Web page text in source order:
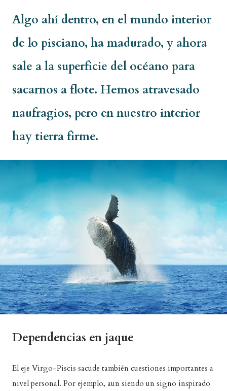
Algo ahí dentro, en el mundo interior
de lo pisciano, ha madurado, y ahora
sale a la superficie del océano para
sacarnos a flote. Hemos atravesado
naufragios, pero en nuestro interior
hay tierra firme.
Dependencias en jaque
El eje Virgo-Piscis sacude también cuestiones importantes a
nivel personal. Por ejemplo, aun siendo un signo inspirado